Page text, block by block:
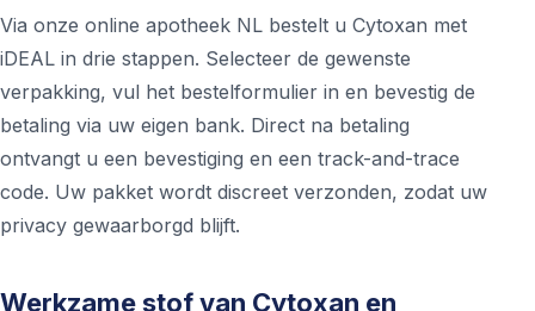
Via onze online apotheek NL bestelt u Cytoxan met
iDEAL in drie stappen. Selecteer de gewenste
verpakking, vul het bestelformulier in en bevestig de
betaling via uw eigen bank. Direct na betaling
ontvangt u een bevestiging en een track-and-trace
code. Uw pakket wordt discreet verzonden, zodat uw
privacy gewaarborgd blijft.
Werkzame stof van Cytoxan en